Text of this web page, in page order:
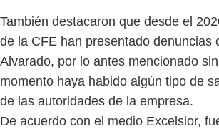
También destacaron que desde el
de la CFE han presentado denuncias
Alvarado, por lo antes mencionado
momento haya habido algún tipo de
de las autoridades de la empresa.
De acuerdo con el medio Excelsior,